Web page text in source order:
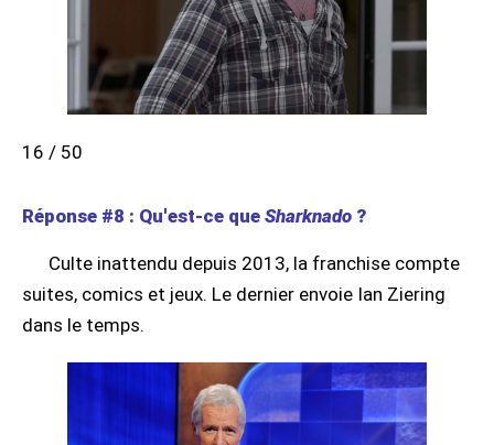
16 / 50
Réponse #8 : Qu'est-ce que Sharknado ?
Culte inattendu depuis 2013, la franchise compte
suites, comics et jeux. Le dernier envoie Ian Ziering
dans le temps.